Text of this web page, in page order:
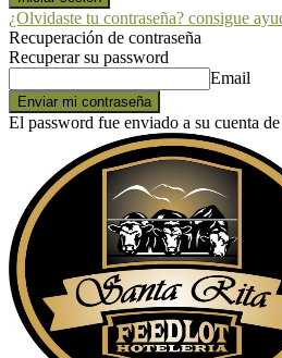
¿Olvidaste tu contraseña? consigue
Recuperación de contraseña
Recuperar su password
Email
El password fue enviado a su cuenta